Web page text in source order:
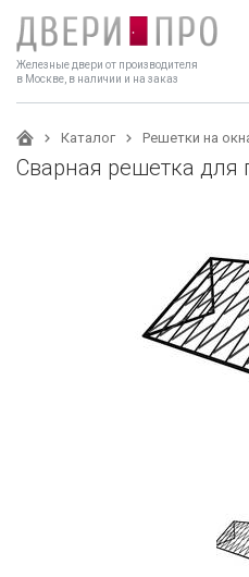
Железные двери от производителя
в Москве, в наличии и на заказ
Каталог Решетки на
Сварная решетка для